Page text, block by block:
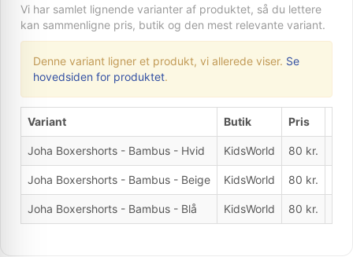
Vi har samlet lignende varianter af produktet, så du lettere
kan sammenligne pris, butik og den mest relevante variant.
Denne variant ligner et produkt, vi allerede viser. Se
hovedsiden for produktet.
Variant Butik Pris
Joha Boxershorts - Bambus - Hvid KidsWorld 80 kr.
Joha Boxershorts - Bambus - Beige KidsWorld 80 kr.
Joha Boxershorts - Bambus - Blå KidsWorld 80 kr.